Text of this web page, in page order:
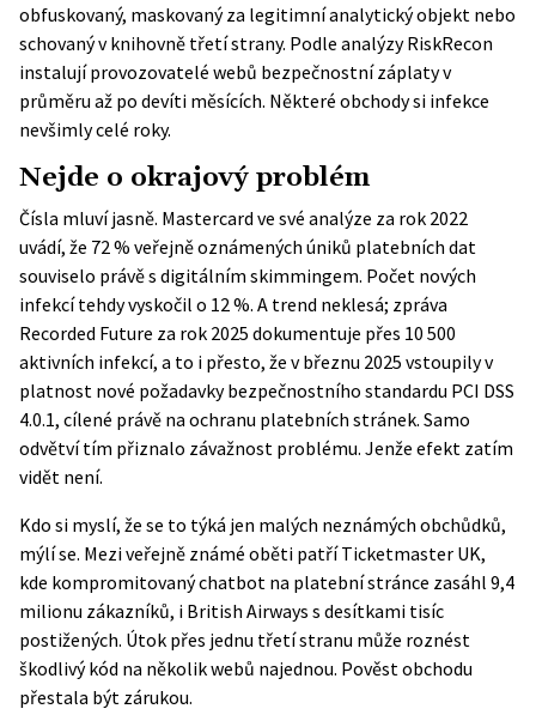
obfuskovaný, maskovaný za legitimní analytický objekt nebo
schovaný v knihovně třetí strany. Podle analýzy RiskRecon
instalují provozovatelé webů bezpečnostní záplaty v
průměru až po devíti měsících. Některé obchody si infekce
nevšimly celé roky.
Nejde o okrajový problém
Čísla mluví jasně. Mastercard ve své analýze za rok 2022
uvádí, že 72 % veřejně oznámených úniků platebních dat
souviselo právě s digitálním skimmingem. Počet nových
infekcí tehdy vyskočil o 12 %. A trend neklesá; zpráva
Recorded Future za rok 2025 dokumentuje přes 10 500
aktivních infekcí, a to i přesto, že v březnu 2025 vstoupily v
platnost nové požadavky bezpečnostního standardu PCI DSS
4.0.1, cílené právě na ochranu platebních stránek. Samo
odvětví tím přiznalo závažnost problému. Jenže efekt zatím
vidět není.
Kdo si myslí, že se to týká jen malých neznámých obchůdků,
mýlí se. Mezi veřejně známé oběti patří Ticketmaster UK,
kde kompromitovaný chatbot na platební stránce zasáhl 9,4
milionu zákazníků, i British Airways s desítkami tisíc
postižených. Útok přes jednu třetí stranu může roznést
škodlivý kód na několik webů najednou. Pověst obchodu
přestala být zárukou.